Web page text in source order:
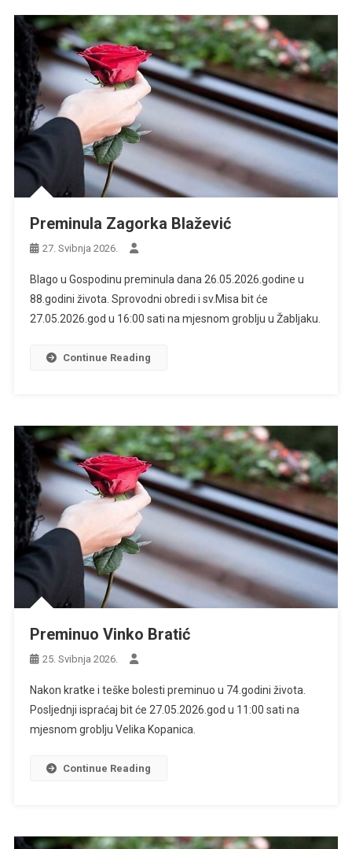
Preminula Zagorka Blažević
27. Svibnja 2026.
Blago u Gospodinu preminula dana 26.05.2026.godine u
88.godini života. Sprovodni obredi i sv.Misa bit će
27.05.2026.god u 16:00 sati na mjesnom groblju u Žabljaku.
Continue Reading
Preminuo Vinko Bratić
25. Svibnja 2026.
Nakon kratke i teške bolesti preminuo u 74.godini života.
Posljednji ispraćaj bit će 27.05.2026.god u 11:00 sati na
mjesnom groblju Velika Kopanica.
Continue Reading